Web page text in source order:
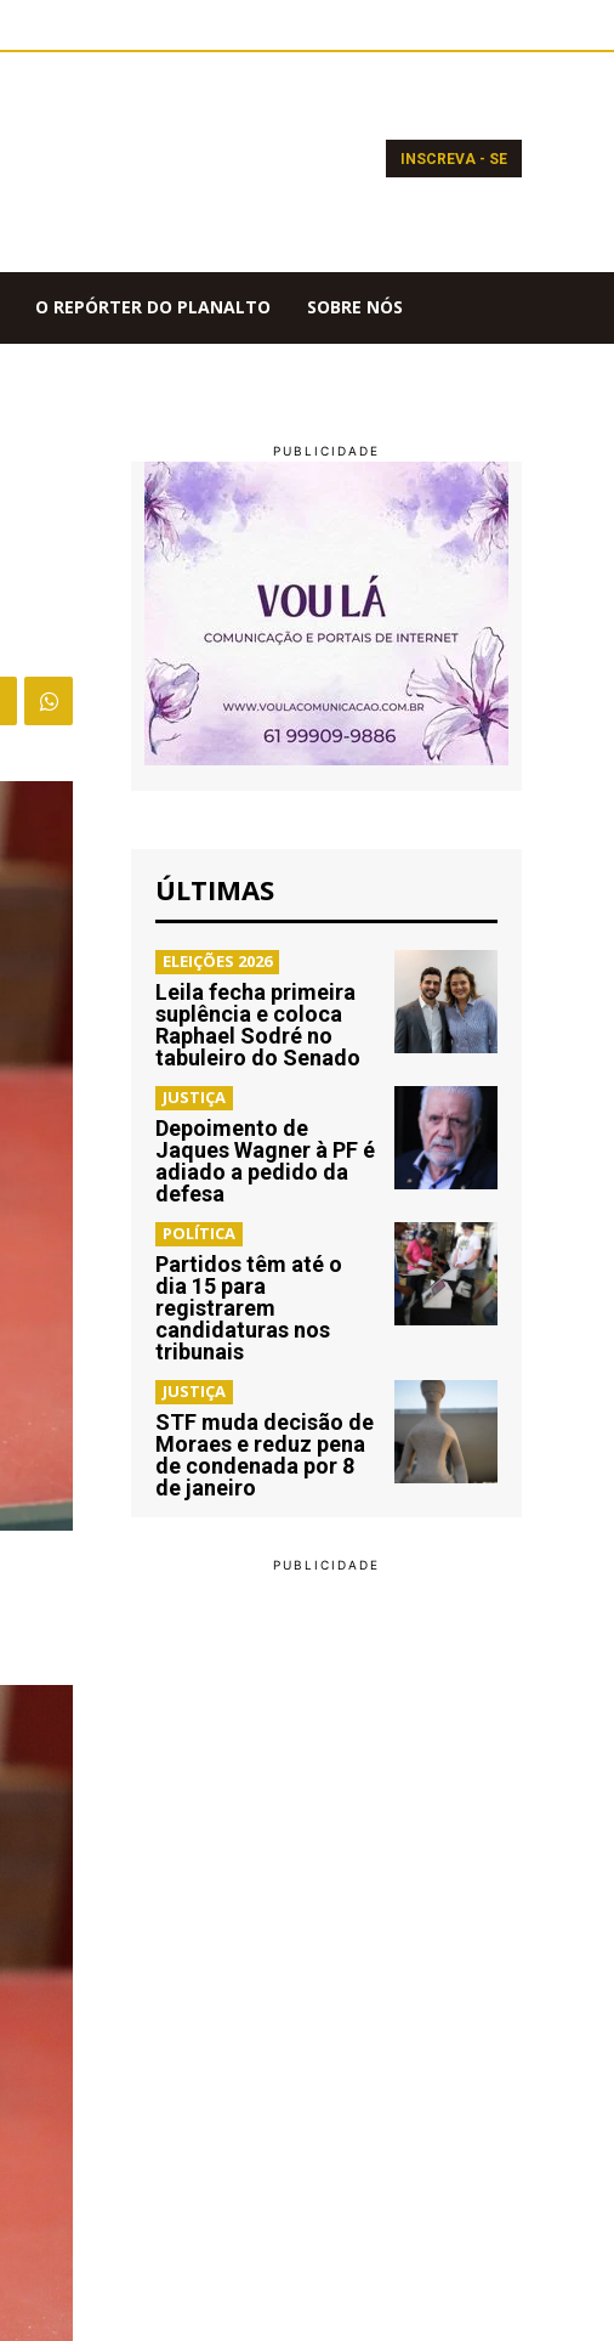
INSCREVA - SE
O REPÓRTER DO PLANALTO SOBRE NÓS
ÚLTIMAS
ELEIÇÕES 2026
Leila fecha primeira
suplência e coloca
Raphael Sodré no
tabuleiro do Senado
JUSTIÇA
Depoimento de
Jaques Wagner à PF é
adiado a pedido da
defesa
POLÍTICA
Partidos têm até o
dia 15 para
registrarem
candidaturas nos
tribunais
JUSTIÇA
STF muda decisão de
Moraes e reduz pena
de condenada por 8
de janeiro